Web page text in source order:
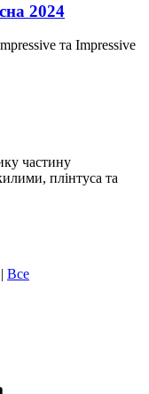
2024
та Impressive
частину
плінтуса та
| Все